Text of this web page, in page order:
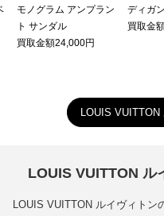
モノグラム アンプラン
ト サンダル
買取金額24,000円
ディガ
買取金
LOUIS
LOUIS VUITTON ル
LOUIS VUITTON ルイヴィトン